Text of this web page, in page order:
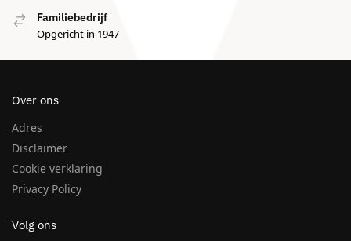
Familiebedrijf
Opgericht in 1947
Over ons
Adres
Disclaimer
Cookie verklaring
Privacy Policy
Volg ons